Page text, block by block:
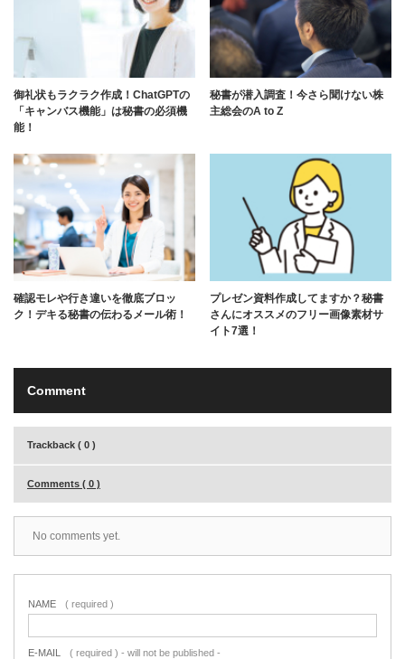
御礼状もラクラク作成！ChatGPTの
「キャンバス機能」は秘書の必須機
能！
秘書が潜入調査！今さら聞けない株
主総会のA to Z
確認モレや行き違いを徹底ブロッ
ク！デキる秘書の伝わるメール術！
プレゼン資料作成してますか？秘書
さんにオススメのフリー画像素材サ
イト7選！
Comment
Trackback ( 0 )
Comments ( 0 )
No comments yet.
NAME ( required )
E-MAIL ( required ) - will not be published -